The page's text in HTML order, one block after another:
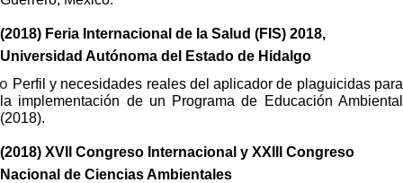
(2018) Feria Internacional de la Salud (FIS) 2018,
Universidad Autónoma del Estado de Hidalgo
o Perfil y necesidades reales del aplicador de plaguicidas para
la implementación de un Programa de Educación Ambiental
(2018).
(2018) XVII Congreso Internacional y XXIII Congreso
Nacional de Ciencias Ambientales